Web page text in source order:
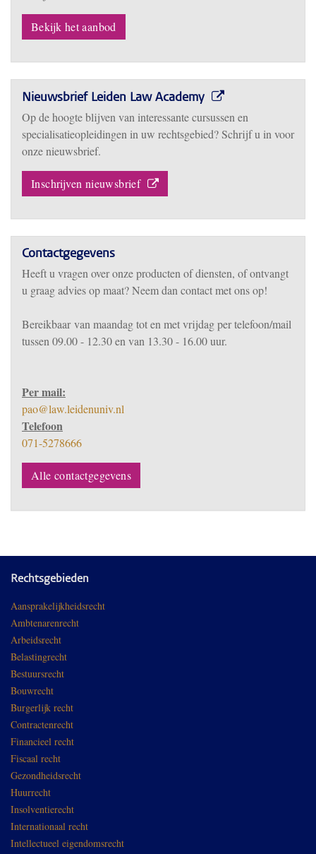
Bekijk het aanbod
Nieuwsbrief Leiden Law Academy
Op de hoogte blijven van interessante cursussen en
specialisatieopleidingen in uw rechtsgebied? Schrijf u in voor
onze nieuwsbrief.
Inschrijven nieuwsbrief
Contactgegevens
Heeft u vragen over onze producten of diensten, of ontvangt
u graag advies op maat? Neem dan contact met ons op!
Bereikbaarvan maandag tot en met vrijdag per telefoon/mail
tussen 09.00 - 12.30 en van 13.30 - 16.00 uur.
Per mail:
pao@law.leidenuniv.nl
Telefoon
071-5278666
Alle contactgegevens
Rechtsgebieden
Aansprakelijkheidsrecht
Ambtenarenrecht
Arbeidsrecht
Belastingrecht
Bestuursrecht
Bouwrecht
Burgerlijk recht
Contractenrecht
Financieel recht
Fiscaal recht
Gezondheidsrecht
Huurrecht
Insolventierecht
Internationaal recht
Intellectueel eigendomsrecht